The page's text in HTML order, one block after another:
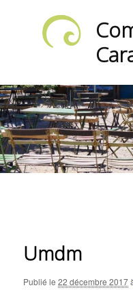
Umdm
Publié le22 décembre 2017